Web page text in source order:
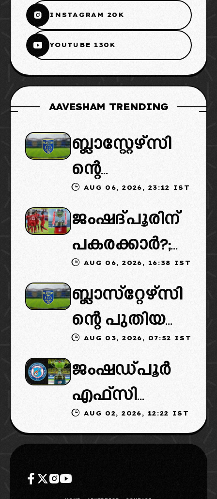
INSTAGRAM 20K
YOUTUBE 130K
AAVESHAM TRENDING
ബ്ലാസ്റ്റേഴ്സി
ന്റെ
കൈമാറ്റത്തി
ൽ ട്വിസ്റ്റ്:
പുതിയ
ഉടമകളെത്താ
ൻ വൈകും,
കോടതിയുടെ
നീക്കവും
നിർണായകം
AUG 06, 2026, 23:12 IST
ജംഷദ്പൂരിന്
പകരക്കാർ?;
ഐഎസ്എല്ലി
ൽ പുതിയ
ടീമിനെ
ഉൾപ്പെടുത്താ
ൻ
എഐഎഫ്എ
ഫ്: വരുന്നത്
ഗോവൻ
ലെജൻഡറി
AUG 06, 2026, 16:38 IST
ബ്ലാസ്‌റ്റേഴ്‌സി
ന്റെ പുതിയ
ഉടമകളിൽ
മലബാറിൽ
നിന്നുള്ള
ബിസിനസ്
ഗ്രൂപ്പും:
ക്ലബ്ബിന്റെ
AUG 03, 2026, 07:52 IST
ജംഷഡ്പൂർ
എഫ്സി
മടങ്ങിവരും!:
തിരിച്ചെത്തി
ക്കാൻ
AUG 02, 2026, 12:22 IST